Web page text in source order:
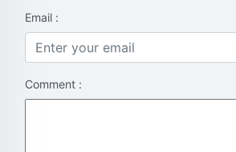
Email :
Comment :